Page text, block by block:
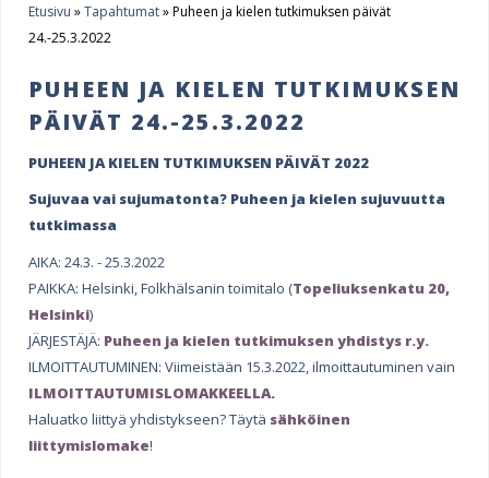
Y
u
e
h
e
r
e
Etusivu »Tapahtumat»Puheen ja kielen tutkimuksen päivät
24.-25.3.2022
PUHEEN JA KIELEN TUTKIMUKSEN
PÄIVÄT 24.-25.3.2022
PUHEEN JA KIELEN TUTKIMUKSEN PÄIVÄT 2022
Sujuvaa vai sujumatonta? Puheen ja kielen sujuvuutta
tutkimassa
AIKA: 24.3. - 25.3.2022
PAIKKA: Helsinki, Folkhälsanin toimitalo (Topeliuksenkatu 20,
Helsinki)
JÄRJESTÄJÄ: Puheen ja kielen tutkimuksen yhdistys r.y.
ILMOITTAUTUMINEN: Viimeistään 15.3.2022, ilmoittautuminen vain
ILMOITTAUTUMISLOMAKKEELLA.
Haluatko liittyä yhdistykseen? Täytä sähköinen
liittymislomake!